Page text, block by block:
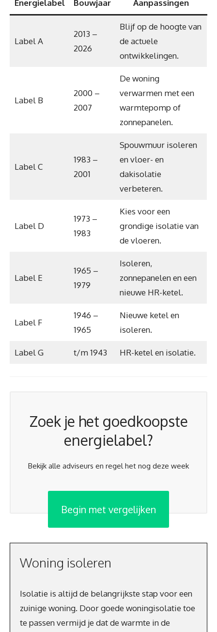
Energielabel Bouwjaar Aanpassingen
Label A
2013 –
2026
Blijf op de hoogte van
de actuele
ontwikkelingen.
Label B
2000 –
2007
De woning
verwarmen met een
warmtepomp of
zonnepanelen.
Label C
1983 –
2001
Spouwmuur isoleren
en vloer- en
dakisolatie
verbeteren.
Label D
1973 –
1983
Kies voor een
grondige isolatie van
de vloeren.
Label E
1965 –
1979
Isoleren,
zonnepanelen en een
nieuwe HR-ketel.
Label F
1946 –
1965
Nieuwe ketel en
isoleren.
Label G t/m 1943 HR-ketel en isolatie.
Zoek je het goedkoopste
energielabel?
Bekijk alle adviseurs en regel het nog deze week
Begin met vergelijken
Woning isoleren
Isolatie is altijd de belangrijkste stap voor een
zuinige woning. Door goede woningisolatie toe
te passen vermijd je dat de warmte in de